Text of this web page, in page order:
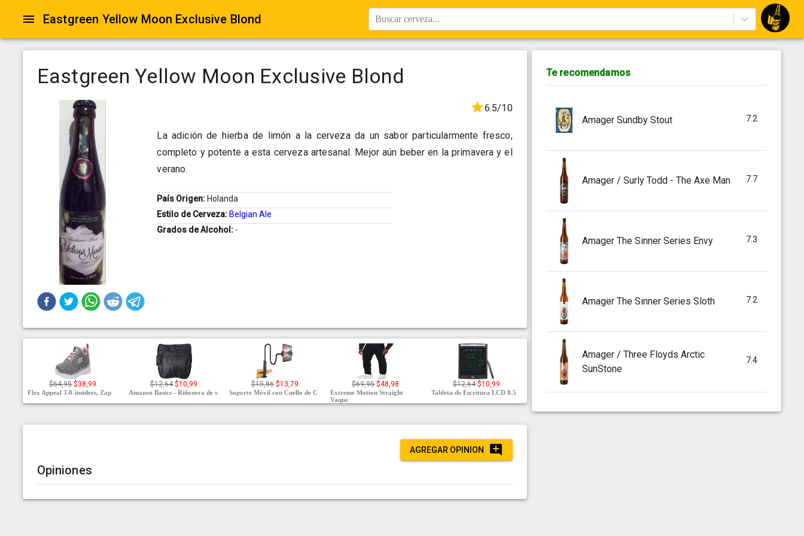
Eastgreen Yellow Moon Exclusive Blond Buscar cerveza...
Eastgreen Yellow Moon Exclusive Blond
6.5/10
La adición de hierba de limón a la cerveza da un sabor particularmente fresco,
completo y potente a esta cerveza artesanal. Mejor aún beber en la primavera y el
verano.
País Origen: Holanda
Estilo de Cerveza: Belgian Ale
Grados de Alcohol: -
$64,95 $38,99
Flex Appeal 3.0-insiders, Zap
$12,64 $10,99
Amazon Basics - Riñonera de v
$15,86 $13,79
Soporte Móvil con Cuello de C
$69,95 $48,98
Extreme Motion Straight
Vaque
$12,64 $10,99
Tableta de Escritura LCD 8.5
AGREGAR OPINION
Opiniones
Te recomendamos
Amager Sundby Stout 7.2
Amager / Surly Todd - The Axe Man 7.7
Amager The Sinner Series Envy 7.3
Amager The Sinner Series Sloth 7.2
Amager / Three Floyds Arctic
SunStone
7.4